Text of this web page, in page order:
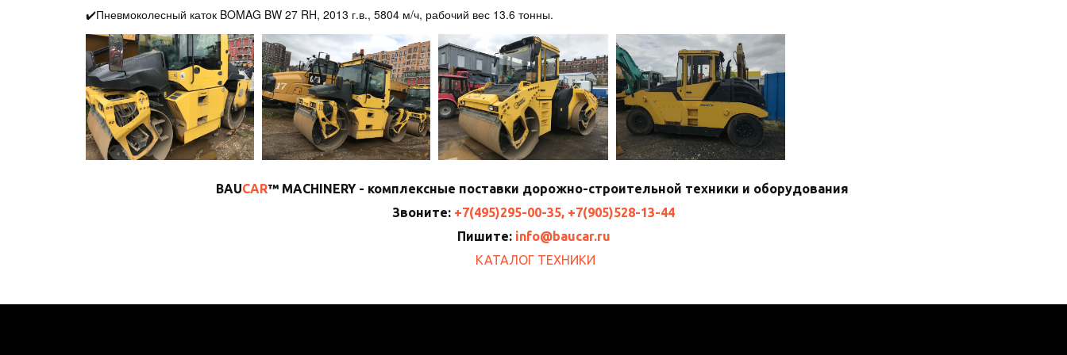
✔️Пневмоколесный каток BOMAG BW 27 RH, 2013 г.в., 5804 м/ч, рабочий вес 13.6 тонны.
BAUCAR™ MACHINERY - комплексные поставки дорожно-строительной техники и оборудования
Звоните: +7(495)295-00-35, +7(905)528-13-44
Пишите: info@baucar.ru
КАТАЛОГ ТЕХНИКИ